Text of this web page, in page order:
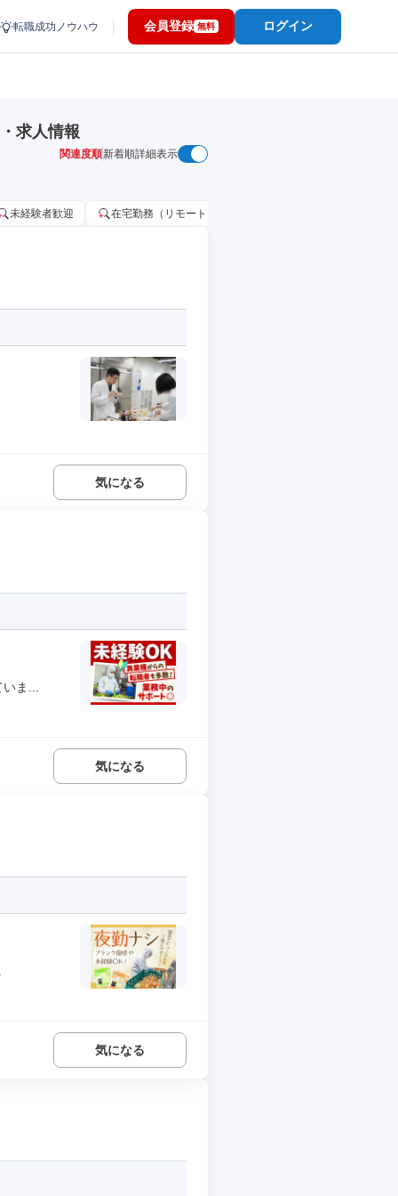
転職成功ノウハウ 会員登録 無料 ログイン
求人情報
関連度順新着順詳細表示
未経験者歓迎 在宅勤務（リモートワーク）OK
気になる
ま...
気になる
気になる